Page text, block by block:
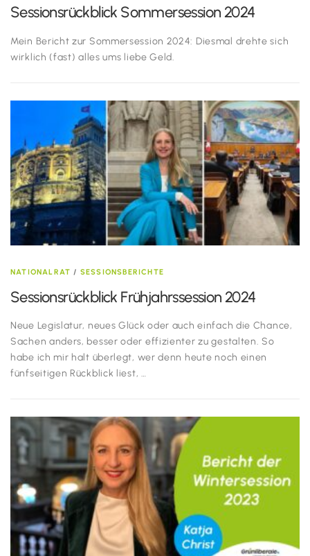
Sessionsrückblick Sommersession 2024
Mein Bericht zur Sommersession 2024: Diesmal drehte sich
wirklich (fast) alles ums liebe Geld.
NATIONALRAT / SESSIONSBERICHTE
Sessionsrückblick Frühjahrssession 2024
Neue Legislatur, neues Glück oder auch einfach die Chance,
Sachen anders, besser oder effizienter zu gestalten. So
habe ich mir halt überlegt, wer denn heute noch einen
fünfseitigen Rückblick liest, …